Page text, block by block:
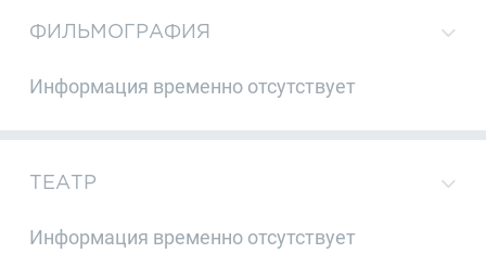
ФИЛЬМОГРАФИЯ
Информация временно отсутствует
ТЕАТР
Информация временно отсутствует